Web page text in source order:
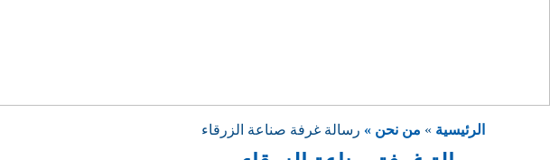
الرئيسية » من نحن » رسالة غرفة صناعة الزرقاء